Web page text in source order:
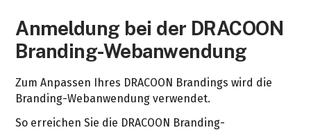
Anmeldung bei der DRACOON
Branding-Webanwendung
Zum Anpassen Ihres DRACOON Brandings wird die
Branding-Webanwendung verwendet.
So erreichen Sie die DRACOON Branding-